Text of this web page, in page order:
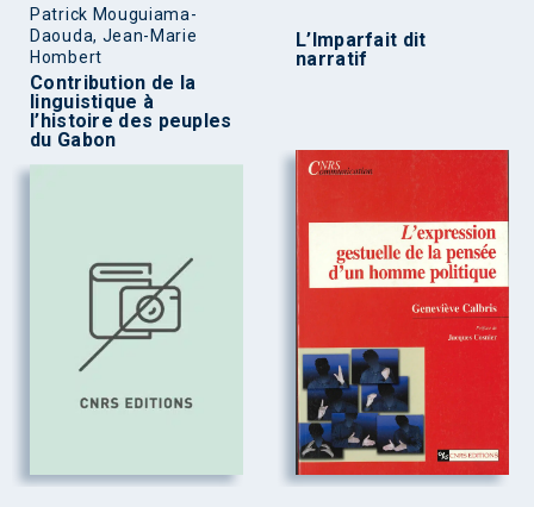
Patrick Mouguiama-
Daouda, Jean-Marie
Hombert
Contribution de la
linguistique à
l’histoire des peuples
du Gabon
L’Imparfait dit
narratif